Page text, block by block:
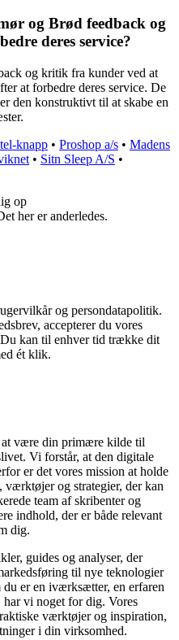
og Brød feedback og
deres service?
og kritik fra kunder ved at
at forbedre deres service. De
den konstruktivt til at skabe en
knapp • Proshop a/s • Madens
• Sitn Sleep A/S •
op
her er anderledes.
og persondatapolitik.
accepterer du vores
kan til enhver tid trække dit
ét klik.
være din primære kilde til
Vi forstår, at den digitale
er det vores mission at holde
værktøjer og strategier, der kan
team af skribenter og
indhold, der er både relevant
dig.
guides og analyser, der
til nye teknologier
du er en iværksætter, en erfaren
har vi noget for dig. Vores
værktøjer og inspiration,
i din virksomhed.